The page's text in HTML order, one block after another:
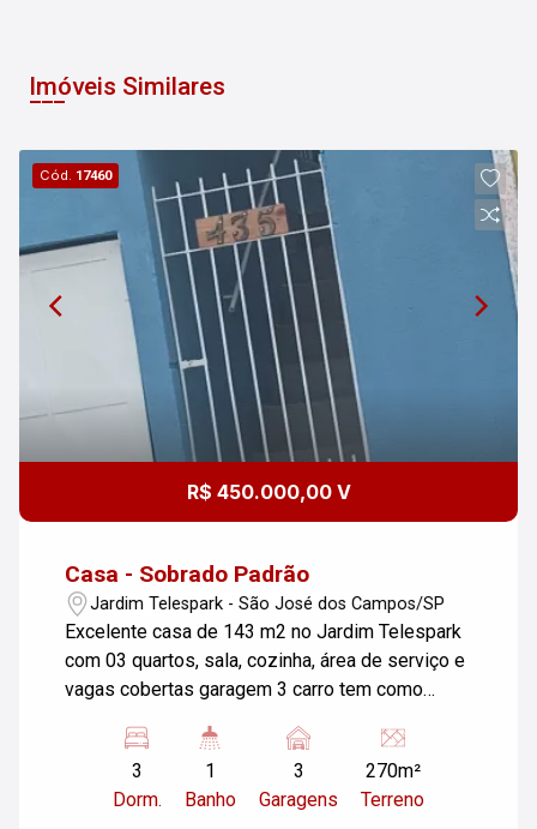
Imóveis Similares
Cód. 17460
R$ 450.000,00 V
Casa - Sobrado Padrão
Jardim Telespark - São José dos Campos/SP
Excelente casa de 143 m2 no Jardim Telespark
com 03 quartos, sala, cozinha, área de serviço e
vagas cobertas garagem 3 carro tem como
tem casa nos fundos precisando reforma da
alugar 900 bairro tem espaço ainda dá
construção de um quitinete
3
Dorm.
1
Banho
3
Garagens
270m²
Terreno